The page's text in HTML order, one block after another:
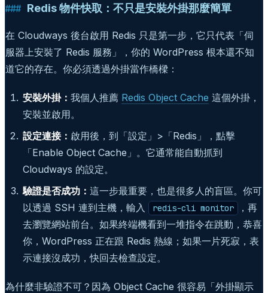
Redis 物件快取：不只是安裝外掛那麼簡單
在 Cloudways 後台啟用 Redis 只是第一步，它只代表「伺
服器上安裝了 Redis 服務」，你的 WordPress 根本還不知
道它的存在。你必須透過外掛當作橋樑：
安裝外掛： 我個人推薦 Redis Object Cache 這個外掛，
安裝並啟用。
設定連接： 啟用後，到「設定」>「Redis」，點擊
「Enable Object Cache」。它通常能自動抓到
Cloudways 的設定。
驗證是否成功： 這一步最重要，也是很多人的盲區。你可
以透過 SSH 連到主機，輸入
redis-cli monitor
，再
去瀏覽網站前台。如果終端機看到一堆指令在跳動，恭喜
你，WordPress 正在跟 Redis 熱線；如果一片死寂，表
示連接沒成功，快回去檢查設定。
為什麼非驗證不可？因為 Object Cache 很容易「外掛顯示